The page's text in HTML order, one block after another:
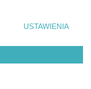
ten
prywatności
strony
zgody
się takiemu
zastosowanie tylko
USTAWIENIA